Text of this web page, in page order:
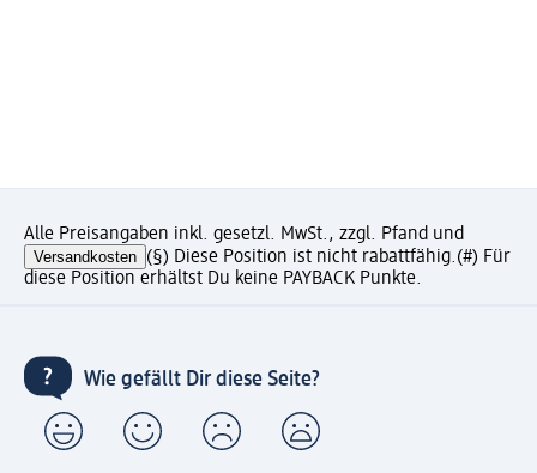
Alle Preisangaben inkl. gesetzl. MwSt., zzgl. Pfand und
Versandkosten (§) Diese Position ist nicht rabattfähig.(#) Für
diese Position erhältst Du keine PAYBACK Punkte.
Wie gefällt Dir diese Seite?